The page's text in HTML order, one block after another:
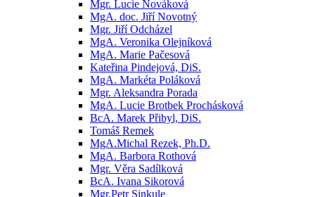
Mgr. Lucie Nováková
MgA. doc. Jiří Novotný
Mgr. Jiří Odcházel
MgA. Veronika Olejníková
MgA. Marie Pačesová
Kateřina Pindejová, DiS.
MgA. Markéta Poláková
Mgr. Aleksandra Porada
MgA. Lucie Brotbek Prochásková
BcA. Marek Přibyl, DiS.
Tomáš Remek
MgA.Michal Rezek, Ph.D.
MgA. Barbora Rothová
Mgr. Věra Sadílková
BcA. Ivana Sikorová
Mgr.Petr Sinkule